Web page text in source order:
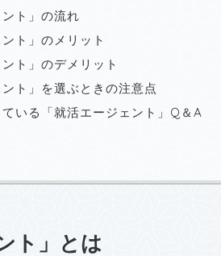
ント」の流れ
ント」のメリット
ント」のデメリット
ント」を選ぶときの注意点
いる「就活エージェント」Q＆A
ト」とは